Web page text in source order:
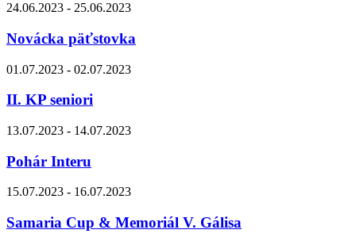
24.06.2023 - 25.06.2023
Novácka päťstovka
01.07.2023 - 02.07.2023
II. KP seniori
13.07.2023 - 14.07.2023
Pohár Interu
15.07.2023 - 16.07.2023
Samaria Cup & Memoriál V. Gálisa